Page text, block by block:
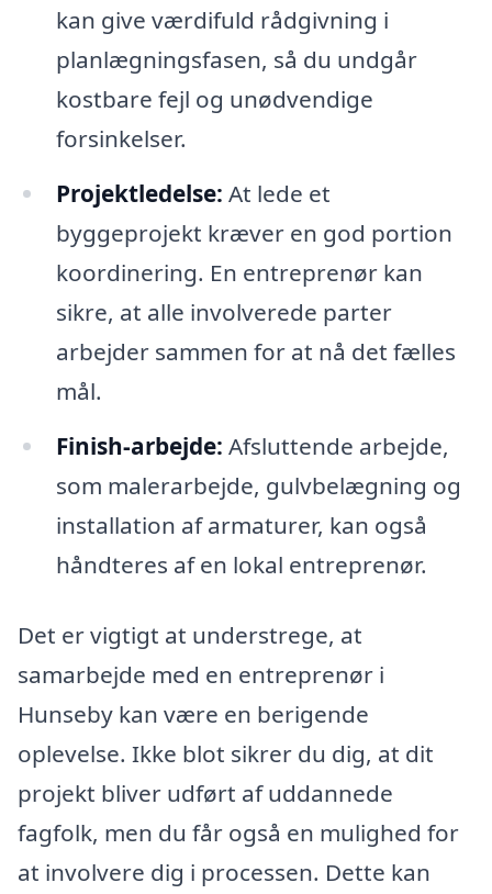
kan give værdifuld rådgivning i
planlægningsfasen, så du undgår
kostbare fejl og unødvendige
forsinkelser.
Projektledelse: At lede et
byggeprojekt kræver en god portion
koordinering. En entreprenør kan
sikre, at alle involverede parter
arbejder sammen for at nå det fælles
mål.
Finish-arbejde: Afsluttende arbejde,
som malerarbejde, gulvbelægning og
installation af armaturer, kan også
håndteres af en lokal entreprenør.
Det er vigtigt at understrege, at
samarbejde med en entreprenør i
Hunseby kan være en berigende
oplevelse. Ikke blot sikrer du dig, at dit
projekt bliver udført af uddannede
fagfolk, men du får også en mulighed for
at involvere dig i processen. Dette kan